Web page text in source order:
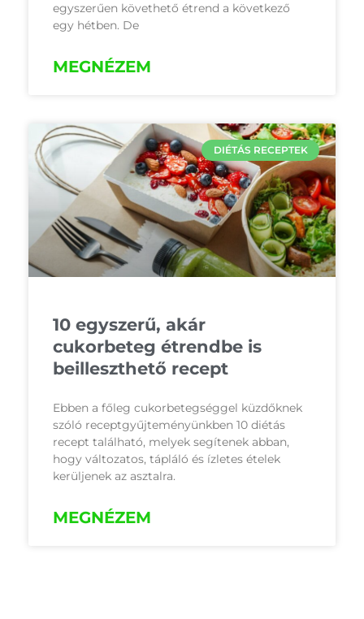
egyszerűen követhető étrend a következő
egy hétben. De
MEGNÉZEM
DIÉTÁS RECEPTEK
10 egyszerű, akár
cukorbeteg étrendbe is
beilleszthető recept
Ebben a főleg cukorbetegséggel küzdőknek
szóló receptgyűjteményünkben 10 diétás
recept található, melyek segítenek abban,
hogy változatos, tápláló és ízletes ételek
kerüljenek az asztalra.
MEGNÉZEM